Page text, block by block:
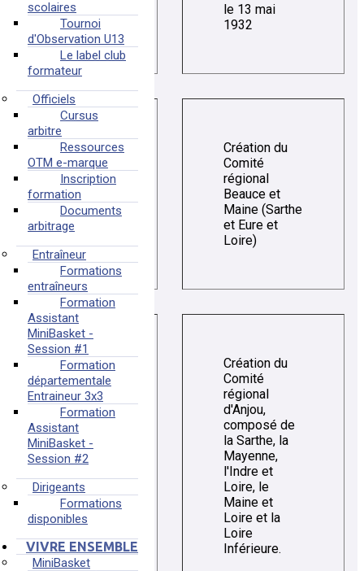
scolaires
Tournoi
d'Observation U13
Le label club
formateur
Officiels
Cursus
arbitre
Ressources
OTM e-marque
Inscription
formation
Documents
arbitrage
Entraîneur
Formations
entraîneurs
Formation
Assistant
MiniBasket -
Session #1
Formation
départementale
Entraineur 3x3
Formation
Assistant
MiniBasket -
Session #2
Dirigeants
Formations
disponibles
VIVRE ENSEMBLE
MiniBasket
le 13 mai
1932
Création du
Comité
régional
Beauce et
Maine (Sarthe
et Eure et
Loire)
1941
Création du
Comité
régional
d'Anjou,
composé de
la Sarthe, la
Mayenne,
l'Indre et
Loire, le
Maine et
Loire et la
Loire
Inférieure.